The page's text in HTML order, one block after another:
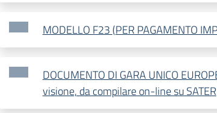
MODELLO F23 (PER PAGAMENTO
DOCUMENTO DI GARA UNICO
visione, da compilare on-line su SATER